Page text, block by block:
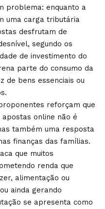
problema: enquanto a
uma carga tributária
desfrutam de
segundo os
de investimento do
parte do consumo da
de bens essenciais ou
reforçam que
online não é
também uma resposta
finanças das famílias.
que muitos
renda que
alimentação ou
ainda gerando
se apresenta como